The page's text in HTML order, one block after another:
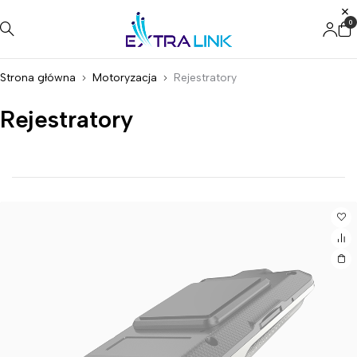
0
Strona główna Motoryzacja Rejestratory
Rejestratory